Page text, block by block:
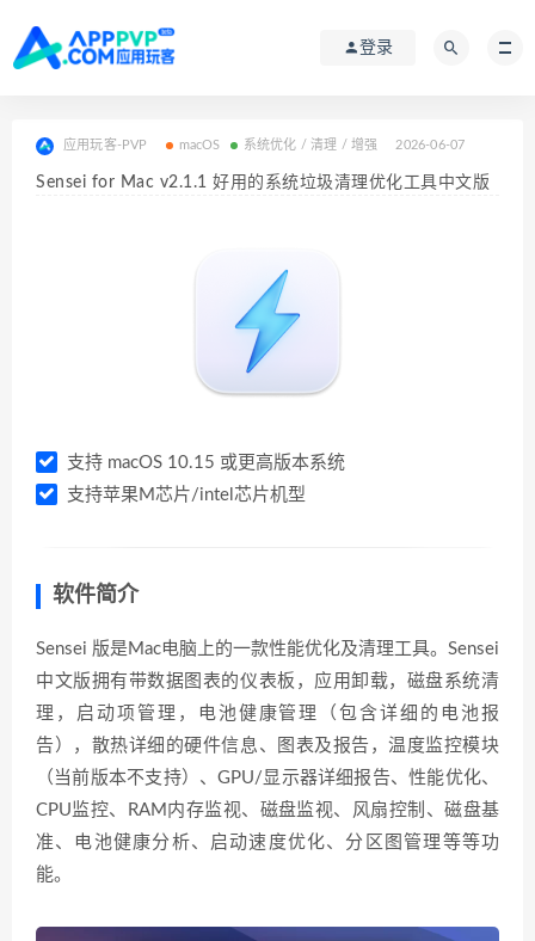
登录
应用玩客-PVP macOS 系统优化 / 清理 / 增强 2026-06-07
Sensei for Mac v2.1.1 好用的系统垃圾清理优化工具中文版
支持 macOS 10.15 或更高版本系统
支持苹果M芯片/intel芯片机型
软件简介
Sensei 版是Mac电脑上的一款性能优化及清理工具。Sensei
中文版拥有带数据图表的仪表板，应用卸载，磁盘系统清
理，启动项管理，电池健康管理（包含详细的电池报
告），散热详细的硬件信息、图表及报告，温度监控模块
（当前版本不支持）、GPU/显示器详细报告、性能优化、
CPU监控、RAM内存监视、磁盘监视、风扇控制、磁盘基
准、电池健康分析、启动速度优化、分区图管理等等功
能。